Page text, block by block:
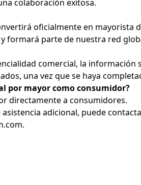
colaboración exitosa.
oficialmente en mayorista
formará parte de nuestra red
comercial, la información
una vez que se haya
por mayor como consumidor?
directamente a consumidores.
adicional, puede
.